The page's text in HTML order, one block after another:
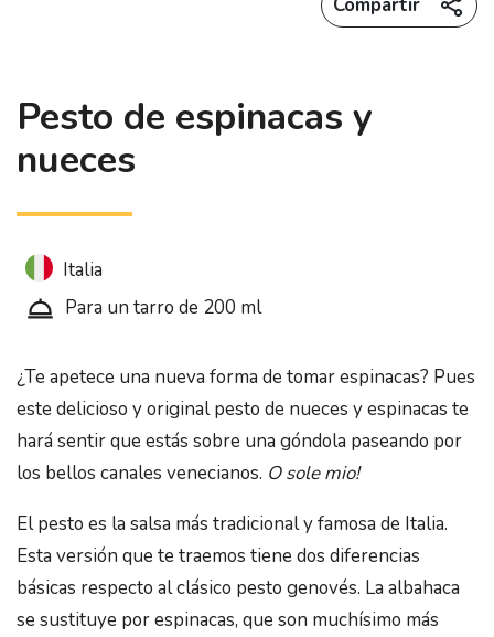
Pesto de espinacas y
nueces
Italia
Para un tarro de 200 ml
¿Te apetece una nueva forma de tomar espinacas? Pues
este delicioso y original pesto de nueces y espinacas te
hará sentir que estás sobre una góndola paseando por
los bellos canales venecianos. O sole mio!
El pesto es la salsa más tradicional y famosa de Italia.
Esta versión que te traemos tiene dos diferencias
básicas respecto al clásico pesto genovés. La albahaca
se sustituye por espinacas, que son muchísimo más